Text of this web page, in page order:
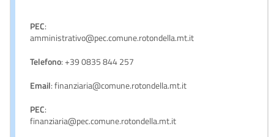
PEC:
amministrativo@pec.comune.rotondella.mt.it
Telefono: +39 0835 844 257
Email: finanziaria@comune.rotondella.mt.it
PEC:
finanziaria@pec.comune.rotondella.mt.it